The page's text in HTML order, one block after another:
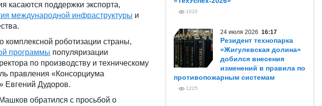
касаются поддержки экспорта,
международной инфраструктуры и
комплексной роботизации страны,
программы популяризации
по производству и техническому
правления «Консорциума
Евгений Дудоров.
обратился с просьбой о
1010
24 июля 2026 16:17
Резидент технопарка
«Жигулевская долина»
добился внесения
изменений в правила по
противопожарным системам
1225